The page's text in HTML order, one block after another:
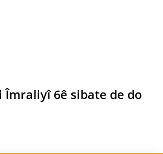
Îmraliyî 6ê sibate de do